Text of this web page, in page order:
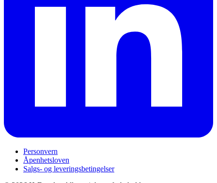
Personvern
Åpenhetsloven
Salgs- og leveringsbetingelser